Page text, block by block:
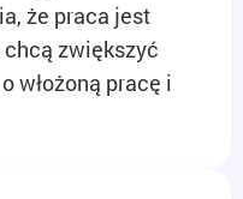
że praca jest
zwiększyć
włożoną pracę i